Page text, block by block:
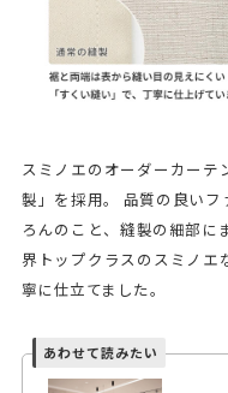
スミノエのオーダーカーテ
製」を採用。 品質の良い
ろんのこと、縫製の細部に
界トップクラスのスミノエ
寧に仕立てました。